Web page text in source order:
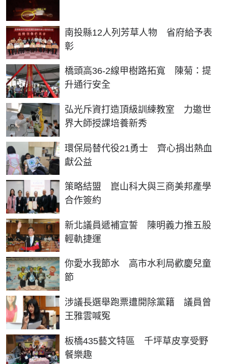
南投縣12人列芳草人物 省府給予表
彰
橋頭高36-2線甲樹路拓寬 陳菊：提
升通行安全
弘光斥資打造頂級訓練教室 力邀世
界大師授課培養新秀
環保局替代役21勇士 齊心捐出熱血
獻公益
策略結盟 崑山科大與三商美邦產學
合作簽約
新北議員遞補宣誓 陳明義力推五股
輕軌捷運
你愛水我節水 高市水利局歡慶兒童
節
涉議長選舉跑票遭開除黨籍 議員曾
王雅雲喊冤
板橋435藝文特區 千坪草皮享受野
餐樂趣